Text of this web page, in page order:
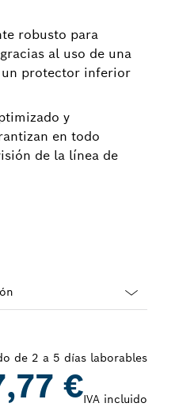
robusto para
al uso de una
un protector inferior
y
en todo
de la línea de
de 2 a 5 días laborables
€IVA incluido